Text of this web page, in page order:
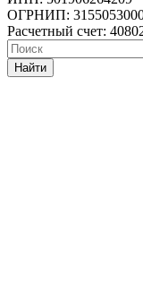
ОГРНИП:
Расчетный счет:
Найти